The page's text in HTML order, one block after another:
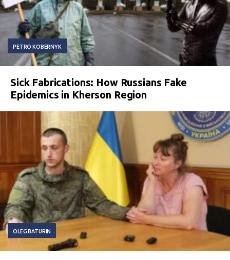
PETRO KOBERNYK
Sick Fabrications: How Russians Fake
Epidemics in Kherson Region
OLEG BATURIN